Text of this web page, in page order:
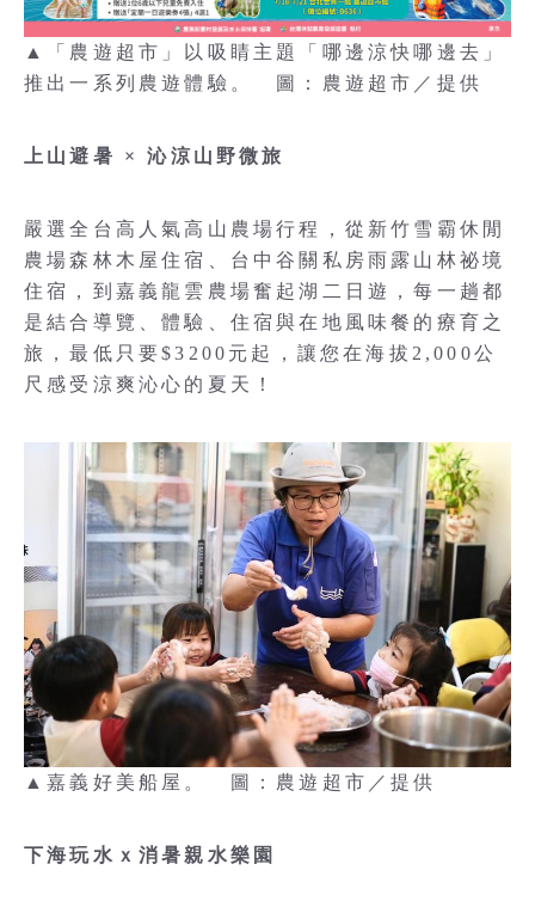
▲「農遊超市」以吸睛主題「哪邊涼快哪邊去」
推出一系列農遊體驗。 圖：農遊超市／提供
上山避暑 × 沁涼山野微旅
嚴選全台高人氣高山農場行程，從新竹雪霸休閒
農場森林木屋住宿、台中谷關私房雨露山林祕境
住宿，到嘉義龍雲農場奮起湖二日遊，每一趟都
是結合導覽、體驗、住宿與在地風味餐的療育之
旅，最低只要$3200元起，讓您在海拔2,000公
尺感受涼爽沁心的夏天！
▲嘉義好美船屋。 圖：農遊超市／提供
下海玩水ｘ消暑親水樂園